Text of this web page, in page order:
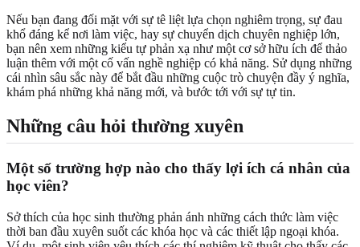
Nếu bạn đang đối mặt với sự tê liệt lựa chọn nghiêm trọng, sự đau
khổ đáng kể nơi làm việc, hay sự chuyển dịch chuyên nghiệp lớn,
bạn nên xem những kiểu tự phản xạ như một cơ sở hữu ích để thảo
luận thêm với một cố vấn nghề nghiệp có khả năng. Sử dụng những
cái nhìn sâu sắc này để bắt đầu những cuộc trò chuyện đầy ý nghĩa,
khám phá những khả năng mới, và bước tới với sự tự tin.
Những câu hỏi thường xuyên
Một số trường hợp nào cho thấy lợi ích cá nhân của
học viên?
Sở thích của học sinh thường phản ánh những cách thức làm việc
thời ban đầu xuyên suốt các khóa học và các thiết lập ngoại khóa.